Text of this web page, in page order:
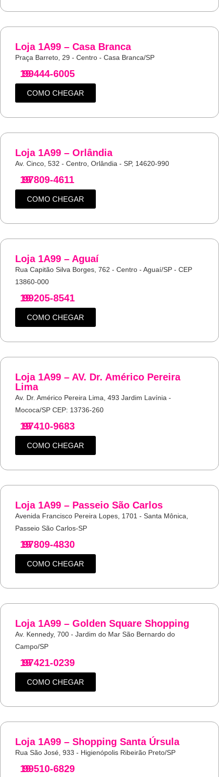
Loja 1A99 – Casa Branca
Praça Barreto, 29 - Centro - Casa Branca/SP
19
99444-6005
COMO CHEGAR
Loja 1A99 – Orlândia
Av. Cinco, 532 - Centro, Orlândia - SP, 14620-990
19
97809-4611
COMO CHEGAR
Loja 1A99 – Aguaí
Rua Capitão Silva Borges, 762 - Centro - Aguaí/SP - CEP
13860-000
19
99205-8541
COMO CHEGAR
Loja 1A99 – AV. Dr. Américo Pereira
Lima
Av. Dr. Américo Pereira Lima, 493 Jardim Lavínia -
Mococa/SP CEP: 13736-260
19
97410-9683
COMO CHEGAR
Loja 1A99 – Passeio São Carlos
Avenida Francisco Pereira Lopes, 1701 - Santa Mônica,
Passeio São Carlos-SP
19
97809-4830
COMO CHEGAR
Loja 1A99 – Golden Square Shopping
Av. Kennedy, 700 - Jardim do Mar São Bernardo do
Campo/SP
19
97421-0239
COMO CHEGAR
Loja 1A99 – Shopping Santa Úrsula
Rua São José, 933 - Higienópolis Ribeirão Preto/SP
19
99510-6829